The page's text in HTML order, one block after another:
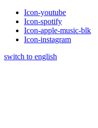
Icon-youtube
Icon-spotify
Icon-apple-music-blk
Icon-instagram
switch to english